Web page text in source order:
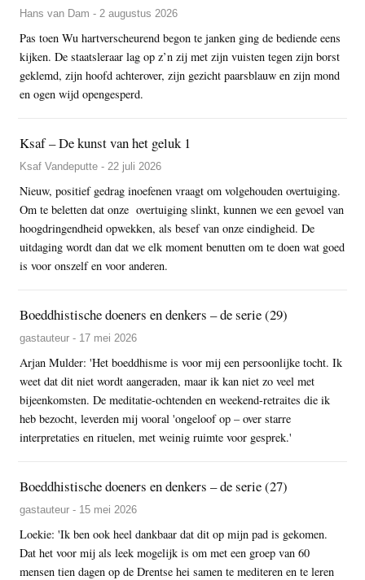
Hans van Dam - 2 augustus 2026
Pas toen Wu hartverscheurend begon te janken ging de bediende eens
kijken. De staatsleraar lag op z’n zij met zijn vuisten tegen zijn borst
geklemd, zijn hoofd achterover, zijn gezicht paarsblauw en zijn mond
en ogen wijd opengesperd.
Ksaf – De kunst van het geluk 1
Ksaf Vandeputte - 22 juli 2026
Nieuw, positief gedrag inoefenen vraagt om volgehouden overtuiging.
Om te beletten dat onze overtuiging slinkt, kunnen we een gevoel van
hoogdringendheid opwekken, als besef van onze eindigheid. De
uitdaging wordt dan dat we elk moment benutten om te doen wat goed
is voor onszelf en voor anderen.
Boeddhistische doeners en denkers – de serie (29)
gastauteur - 17 mei 2026
Arjan Mulder: 'Het boeddhisme is voor mij een persoonlijke tocht. Ik
weet dat dit niet wordt aangeraden, maar ik kan niet zo veel met
bijeenkomsten. De meditatie-ochtenden en weekend-retraites die ik
heb bezocht, leverden mij vooral 'ongeloof op – over starre
interpretaties en rituelen, met weinig ruimte voor gesprek.'
Boeddhistische doeners en denkers – de serie (27)
gastauteur - 15 mei 2026
Loekie: 'Ik ben ook heel dankbaar dat dit op mijn pad is gekomen.
Dat het voor mij als leek mogelijk is om met een groep van 60
mensen tien dagen op de Drentse hei samen te mediteren en te leren